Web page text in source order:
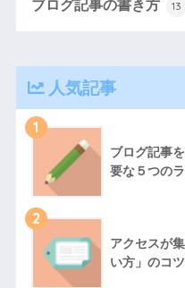
ブログ記事の書き方 13
人気記事
1
ブログ記事
要な５つの
2
アクセスが
い方」のコ